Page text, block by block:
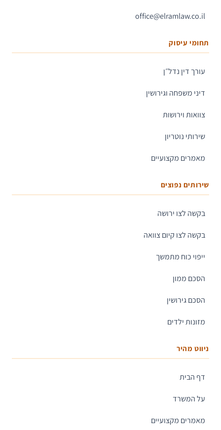
office@elramlaw.co.il
תחומי עיסוק
עורך דין נדל״ן
דיני משפחה וגירושין
צוואות וירושות
שירותי נוטריון
מאמרים מקצועיים
שירותים נפוצים
בקשה לצו ירושה
בקשה לצו קיום צוואה
ייפוי כוח מתמשך
הסכם ממון
הסכם גירושין
מזונות ילדים
ניווט מהיר
דף הבית
על המשרד
מאמרים מקצועיים